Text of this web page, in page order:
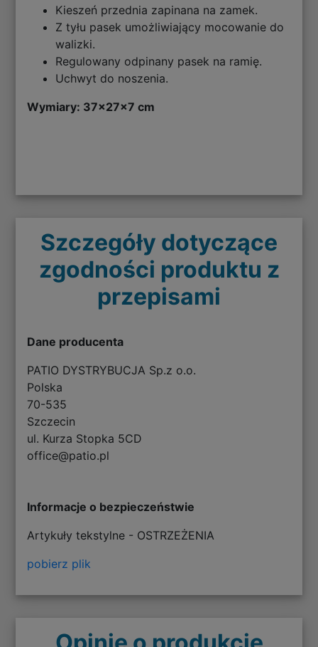
Kieszeń przednia zapinana na zamek.
Z tyłu pasek umożliwiający mocowanie do
walizki.
Regulowany odpinany pasek na ramię.
Uchwyt do noszenia.
Wymiary: 37x27x7 cm
Szczegóły dotyczące
zgodności produktu z
przepisami
Dane producenta
PATIO DYSTRYBUCJA Sp.z o.o.
Polska
70-535
Szczecin
ul. Kurza Stopka 5CD
office@patio.pl
Informacje o bezpieczeństwie
Artykuły tekstylne - OSTRZEŻENIA
pobierz plik